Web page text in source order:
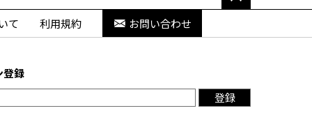
て 利用規約 お問い合わせ
登録
登録